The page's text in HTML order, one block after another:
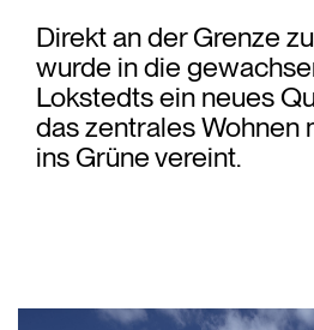
Direkt an der Grenze
wurde in die
Lokstedts ein neues
das zentrales Wohnen
ins Grüne vereint.